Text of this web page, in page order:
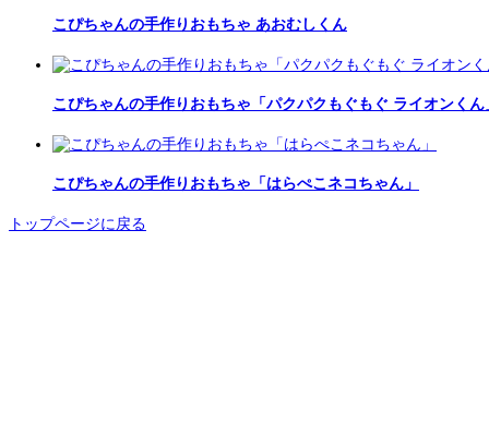
こぴちゃんの手作りおもちゃ あおむしくん
こぴちゃんの手作りおもちゃ「パクパクもぐもぐ ライオンくん
こぴちゃんの手作りおもちゃ「はらぺこネコちゃん」
トップページに戻る